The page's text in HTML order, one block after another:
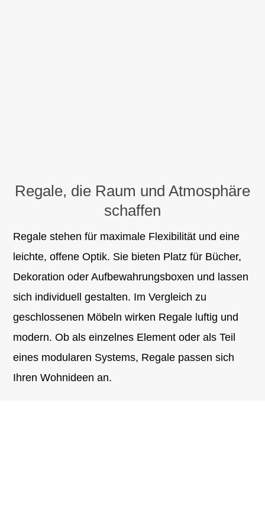
Regale, die Raum und Atmosphäre
schaffen
Regale stehen für maximale Flexibilität und eine
leichte, offene Optik. Sie bieten Platz für Bücher,
Dekoration oder Aufbewahrungsboxen und lassen
sich individuell gestalten. Im Vergleich zu
geschlossenen Möbeln wirken Regale luftig und
modern. Ob als einzelnes Element oder als Teil
eines modularen Systems, Regale passen sich
Ihren Wohnideen an.